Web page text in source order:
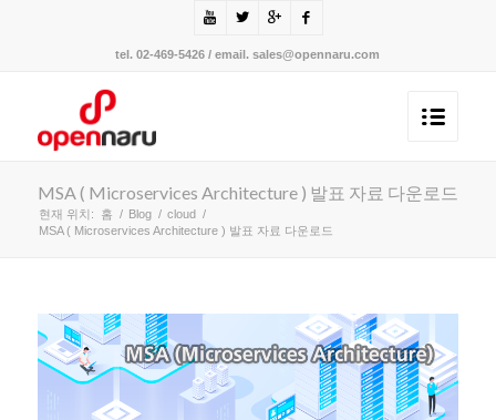
tel. 02-469-5426 / email. sales@opennaru.com
MSA ( Microservices Architecture ) 발표 자료 다운로드
현재 위치: 홈 / Blog / cloud /
MSA ( Microservices Architecture ) 발표 자료 다운로드